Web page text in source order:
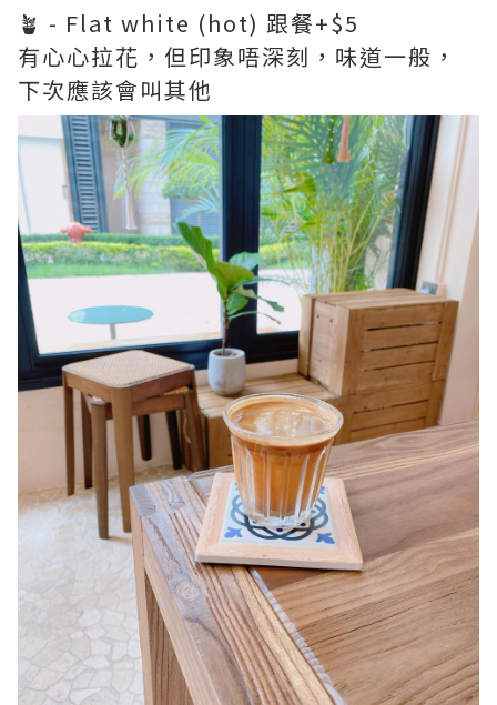
🪴 - Flat white (hot) 跟餐+$5
有心心拉花，但印象唔深刻，味道一般，
下次應該會叫其他